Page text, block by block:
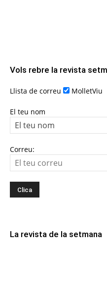
Vols rebre la revista
Llista de correu MolletViu
El teu nom
Correu:
La revista de la setmana